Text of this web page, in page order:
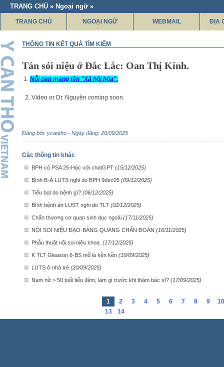
TRANG CHỦ » Ngoại ngữ »
TRANG CHỦ NGOẠI NGỮ WEBMAIL ĐỊA
THÔNG TIN KẾT QUẢ TÌM KIẾM
Tán sỏi niệu ở Đắc Lắc: Oan Thị Kính.
1. Nỗi oan mang tên "Xã hội hóa".
2. Video or Dr. Nguyên coming soon.
Đăng bởi: ycantho - Ngày đăng: 20/09/2025
Các thông tin khác
BPH có PSA 25-Học với chatGPT (15/12/2025)
Bình B-Á LUTS nghi do BPH 9dec05 (09/12/2025)
Tiểu bọt do bệnh gì? (06/12/2025)
Bình bệnh án LUST nghi do TLT (02/12/2025)
Chấn thương cơ quan sinh dục ngoài (17/11/2025)
NỘI SOI NIỆU ĐẠO-BÀNG QUANG CHẨN ĐOÁN (16/11/2025)
Phẫu thuật nội soi niệu khoa. (17/12/2025)
K TLT Gleason 6-BS mổ là kền kền (19/09/2025)
LUTS ở nhà trẻ (20/09/2025)
Nam nữ > 50 tuổi tiểu đêm, làm gì trước khi thăm bác sĩ? (17/09/2025)
1 2 3 4 5 6 7 8 9
13
14